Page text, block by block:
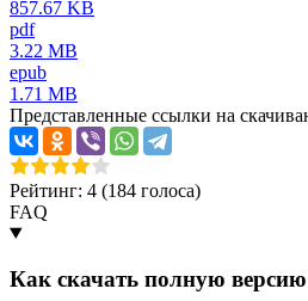
857.67 KB
pdf
3.22 MB
epub
1.71 MB
Представленные ссылки на
Рейтинг: 4 (184 голоса)
FAQ
Как скачать полную